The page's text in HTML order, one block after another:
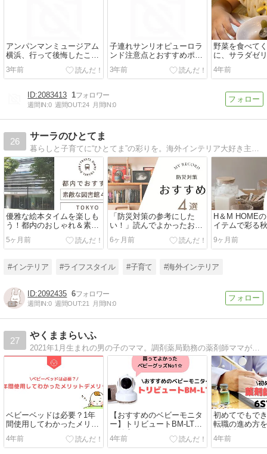
アンパンマンミュージアム
横浜、行って後悔したこ
と。
3年前
子連れサンリオピューロラ
ンド注意点とおすすめポイ
ント
3年前
野菜を食べて
に、サラダゼ
給！！
4年前
2083413 1
週間IN:0 週間OUT:24 月間IN:0
26
サーラのひとてま
暮らしと子育てに“ひとてま”の彩りを。海外インテリア大好き主婦が、日常を楽しくするアイデアを日々探求、発信するブログです。
優雅な絵本タイムを楽しも
う！都内のおしゃれ＆素敵
な図書館４選
5ヶ月前
「防災対策の参考にした
い！」読んでよかったおす
すめ書籍４冊
6ヶ月前
H＆M HOME
イテムで彩る
購入品を紹介
9ヶ月前
#インテリア #ライフスタイル #子育て #海外インテリア
2092435 6
週間IN:0 週間OUT:21 月間IN:0
27
やくままらいふ
2021年1月生まれの男の子のママ。調剤薬局勤務の薬剤師ママが子育て、ライフスタイル、薬剤師の仕事、お薬情報について発信しています。
ベビーベッドは必要？1年
間使用してわかったメリッ
ト・デメリット
4年前
【おすすめのベビーモニタ
ー】トリビュートBM-LTL2
を徹底レビュー
4年前
初めてでもで
転職の進め方
く解説します
4年前